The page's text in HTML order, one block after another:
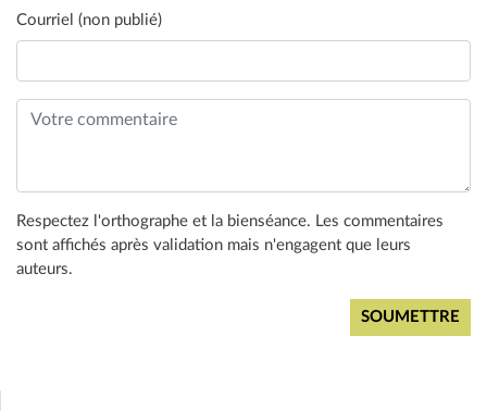
Courriel (non publié)
Respectez l'orthographe et la bienséance. Les commentaires
sont affichés après validation mais n'engagent que leurs
auteurs.